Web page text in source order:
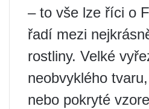
– to vše lze říci o
řadí mezi
rostliny. Velké
neobvyklého
nebo pokryté